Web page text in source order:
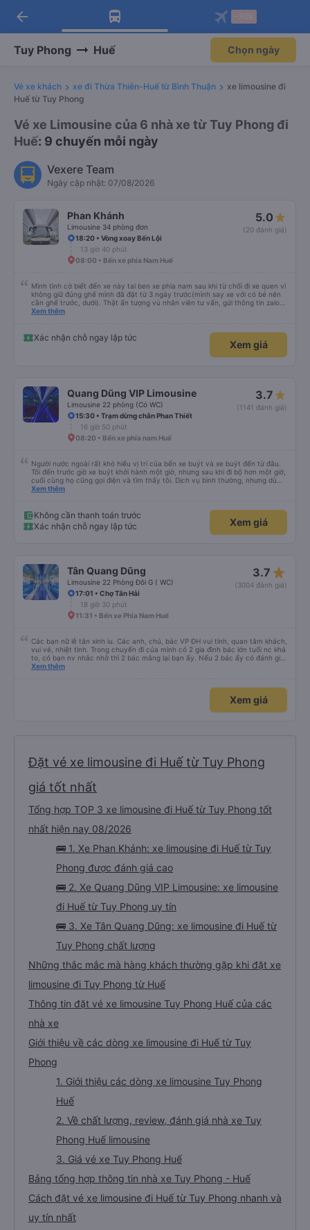
Tải app Vexere ngay!
Nhận ưu đãi thành viên độc
Mở app
Tải app Vexere
-30k/ghế khi đặt vé máy bay qua
Mở app
arrow_back
Tuy Phong Huế Chọn ngày
Vé xe khách xe đi Thừa Thiên-Huế từ Bình Thuận
xe limousine đi
Huế từ Tuy Phong
Vé xe Limousine của 6 nhà xe từ Tuy Phong đi
Huế: 9 chuyến mỗi ngày
Vexere Team
Ngày cập nhật: 07/08/2026
Phan Khánh
Limousine 34 phòng đơn
5.0
(20 đánh giá)
18:20 • Vòng xoay Bến Lội
13 giờ 40 phút
08:00 • Bến xe phía Nam Huế
Mình tình cờ biết đến xe này tai ben xe phia nam sau khi từ chối đi xe quen vì
không giữ đúng ghế mình đã đặt từ 3 ngày trước(mình say xe với có bé nên
cần ghế trước, dưới). Thật ấn tượng vù nhân viên tư vấn, gửi thông tin zalo
rõ ràng, chuyên nghiệp. Đi đúng giờ, xe mới toanh, sạch sẽ thơm tho, buồng
các anh tài và lơ cũng cực dễ thương, tâm lý. 10 điểm không nhưng. Mình sẽ
lưu lại để giới thiệu người nhà, bạn bè đi xe này. ưng hết sức. Giờ thấy may
Xem thêm
Xác nhận chỗ ngay lập tức
Xem giá
Quang Dũng VIP Limousine
Limousine 22 phòng (Có WC)
3.7
(1141 đánh giá)
15:30 • Trạm dừng chân Phan Thiết
16 giờ 50 phút
08:20 • Bến xe phía nam Huế
Người nước ngoài rất khó hiểu vị trí của bến xe buýt và xe buýt đến từ đâu.
Tôi đến trước giờ xe buýt khởi hành một giờ, nhưng sau khi đi bộ hơn một giờ,
cuối cùng họ cũng gọi điện và tìm thấy tôi. Dịch vụ bình thường, nhưng dù
sao thì tôi ngủ ngon hơn ở khách sạn vì tôi rất thoải mái. Sẽ tuyệt hơn nếu
Xem thêm
Không cần thanh toán trước
Xác nhận chỗ ngay lập tức
Xem giá
Tân Quang Dũng
Limousine 22 Phòng Đôi G ( WC)
3.7 star_rate
(3004 đánh giá)
17:01 • Chợ Tân Hải
18 giờ 30 phút
11:31 • Bến xe Phía Nam Huế
Các bạn nữ lễ tân xinh iu. Các anh, chú, bác VP ĐH vui tính, quan tâm khách,
vui vẻ, nhiệt tình. Trong chuyến đi của mình có 2 gia đình bác lớn tuổi nc khá
to, có bạn nv nhắc nhở thì 2 bác mắng lại bạn ấy. Nếu 2 bác ấy có đánh giá
xấu thì mình ngược lại nha. Bạn ấy nhắc nhở rất đúng. 2 bác nói rất to. To
bạn ấy nha. Nếu bạn ấy bị trừ thì bảo bạn ấy liên hệ sđt của mình, mình hỗ
trợ ạ. Số mình đuôi 666, chuyến ĐH-NT ngày 16/1. À các bạn nữ lễ tân xinh
iu còn đổi cho mình phòng đơn sang đôi xong còn note là (một mình) yêu
Xem thêm
Xem giá
Đặt vé xe limousine đi Huế từ Tuy Phong
giá tốt nhất
Tổng hợp TOP 3 xe limousine đi Huế từ Tuy Phong tốt
nhất hiện nay 08/2026
🚌 1. Xe Phan Khánh: xe limousine đi Huế từ Tuy
Phong được đánh giá cao
🚌 2. Xe Quang Dũng VIP Limousine: xe limousine
đi Huế từ Tuy Phong uy tín
🚌 3. Xe Tân Quang Dũng: xe limousine đi Huế từ
Tuy Phong chất lượng
Những thắc mắc mà hàng khách thường gặp khi đặt xe
limousine đi Tuy Phong từ Huế
Thông tin đặt vé xe limousine Tuy Phong Huế của các
nhà xe
Giới thiệu về các dòng xe limousine đi Huế từ Tuy
Phong
1. Giới thiệu các dòng xe limousine Tuy Phong
Huế
2. Về chất lượng, review, đánh giá nhà xe Tuy
Phong Huế limousine
3. Giá vé xe Tuy Phong Huế
Bảng tổng hợp thông tin nhà xe Tuy Phong - Huế
Cách đặt vé xe limousine đi Huế từ Tuy Phong nhanh và
uy tín nhất